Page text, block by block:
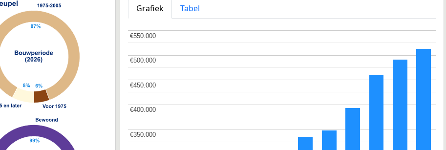
Grafiek
Tabel
€350.000
€350.000
€400.000
€400.000
€450.000
€450.000
€500.000
€500.000
€550.000
€550.000